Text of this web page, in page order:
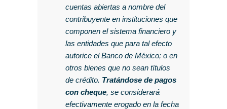
cuentas abiertas a nombre del
contribuyente en instituciones que
componen el sistema financiero y
las entidades que para tal efecto
autorice el Banco de México; o en
otros bienes que no sean títulos
de crédito. Tratándose de pagos
con cheque, se considerará
efectivamente erogado en la fecha